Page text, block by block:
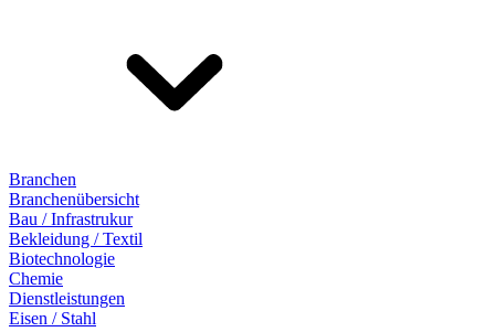
Branchen
Branchenübersicht
Bau / Infrastrukur
Bekleidung / Textil
Biotechnologie
Chemie
Dienstleistungen
Eisen / Stahl